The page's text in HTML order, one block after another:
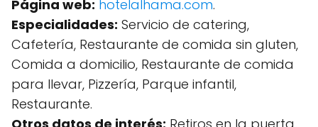
Página web: hotelalhama.com.
Especialidades: Servicio de catering,
Cafetería, Restaurante de comida sin gluten,
Comida a domicilio, Restaurante de comida
para llevar, Pizzería, Parque infantil,
Restaurante.